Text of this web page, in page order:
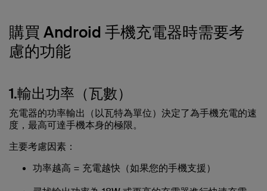
購買 Android 手機充電器時需要考
慮的功能
1.輸出功率（瓦數）
充電器的功率輸出（以瓦特為單位）決定了為手機充電的速
度，最高可達手機本身的極限。
主要考慮因素：
功率越高 = 充電越快（如果您的手機支援）